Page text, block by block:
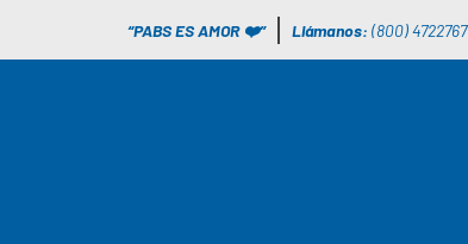
“PABS ES AMOR ❤️” Llámanos: (800) 4722767